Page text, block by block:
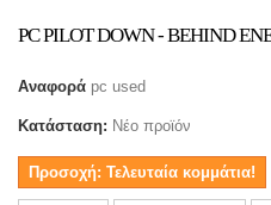
PC PILOT DOWN - BEHIND
Αναφορά pc used
Κατάσταση: Νέο προϊόν
Προσοχή: Τελευταία κομμάτια!